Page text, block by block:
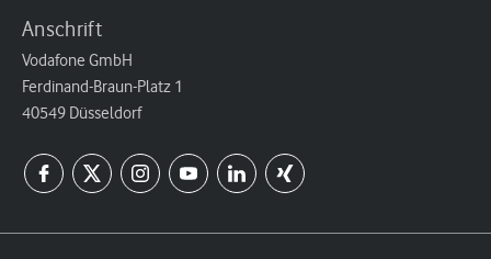
Anschrift
Vodafone GmbH
Ferdinand-Braun-Platz 1
40549 Düsseldorf